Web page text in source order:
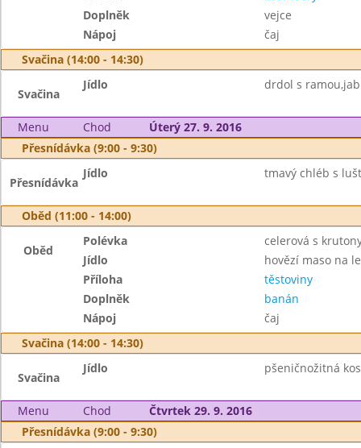
Doplněk
vejce
Nápoj
čaj
Svačina (14:00 - 14:30)
Svačina
Jídlo drdol s
Menu Chod
Úterý 27. 9. 2016
Přesnídávka (9:00 - 9:30)
Přesnídávka
Jídlo tmavý chléb s
Oběd (11:00 - 14:00)
Oběd
Polévka
celerová s
Jídlo
hovězí maso na
Příloha
těstoviny
Doplněk
banán
Nápoj
čaj
Svačina (14:00 - 14:30)
Svačina
Jídlo pšeničnožitná
Menu Chod
Čtvrtek 29. 9. 2016
Přesnídávka (9:00 - 9:30)